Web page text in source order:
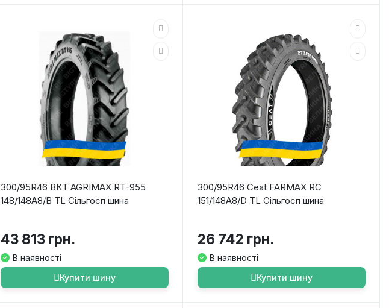
300/95R46 BKT AGRIMAX RT-955
148/148A8/B TL Сільгосп шина
43 813 грн.
В наявності
Купити шину
300/95R46 Ceat FARMAX RC
151/148A8/D TL Сільгосп шина
26 742 грн.
В наявності
Купити шину